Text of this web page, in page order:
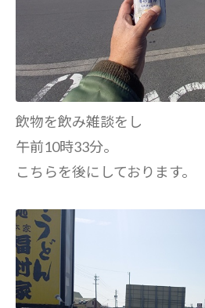
飲物を飲み雑談をし
午前10時33分。
こちらを後にしております。